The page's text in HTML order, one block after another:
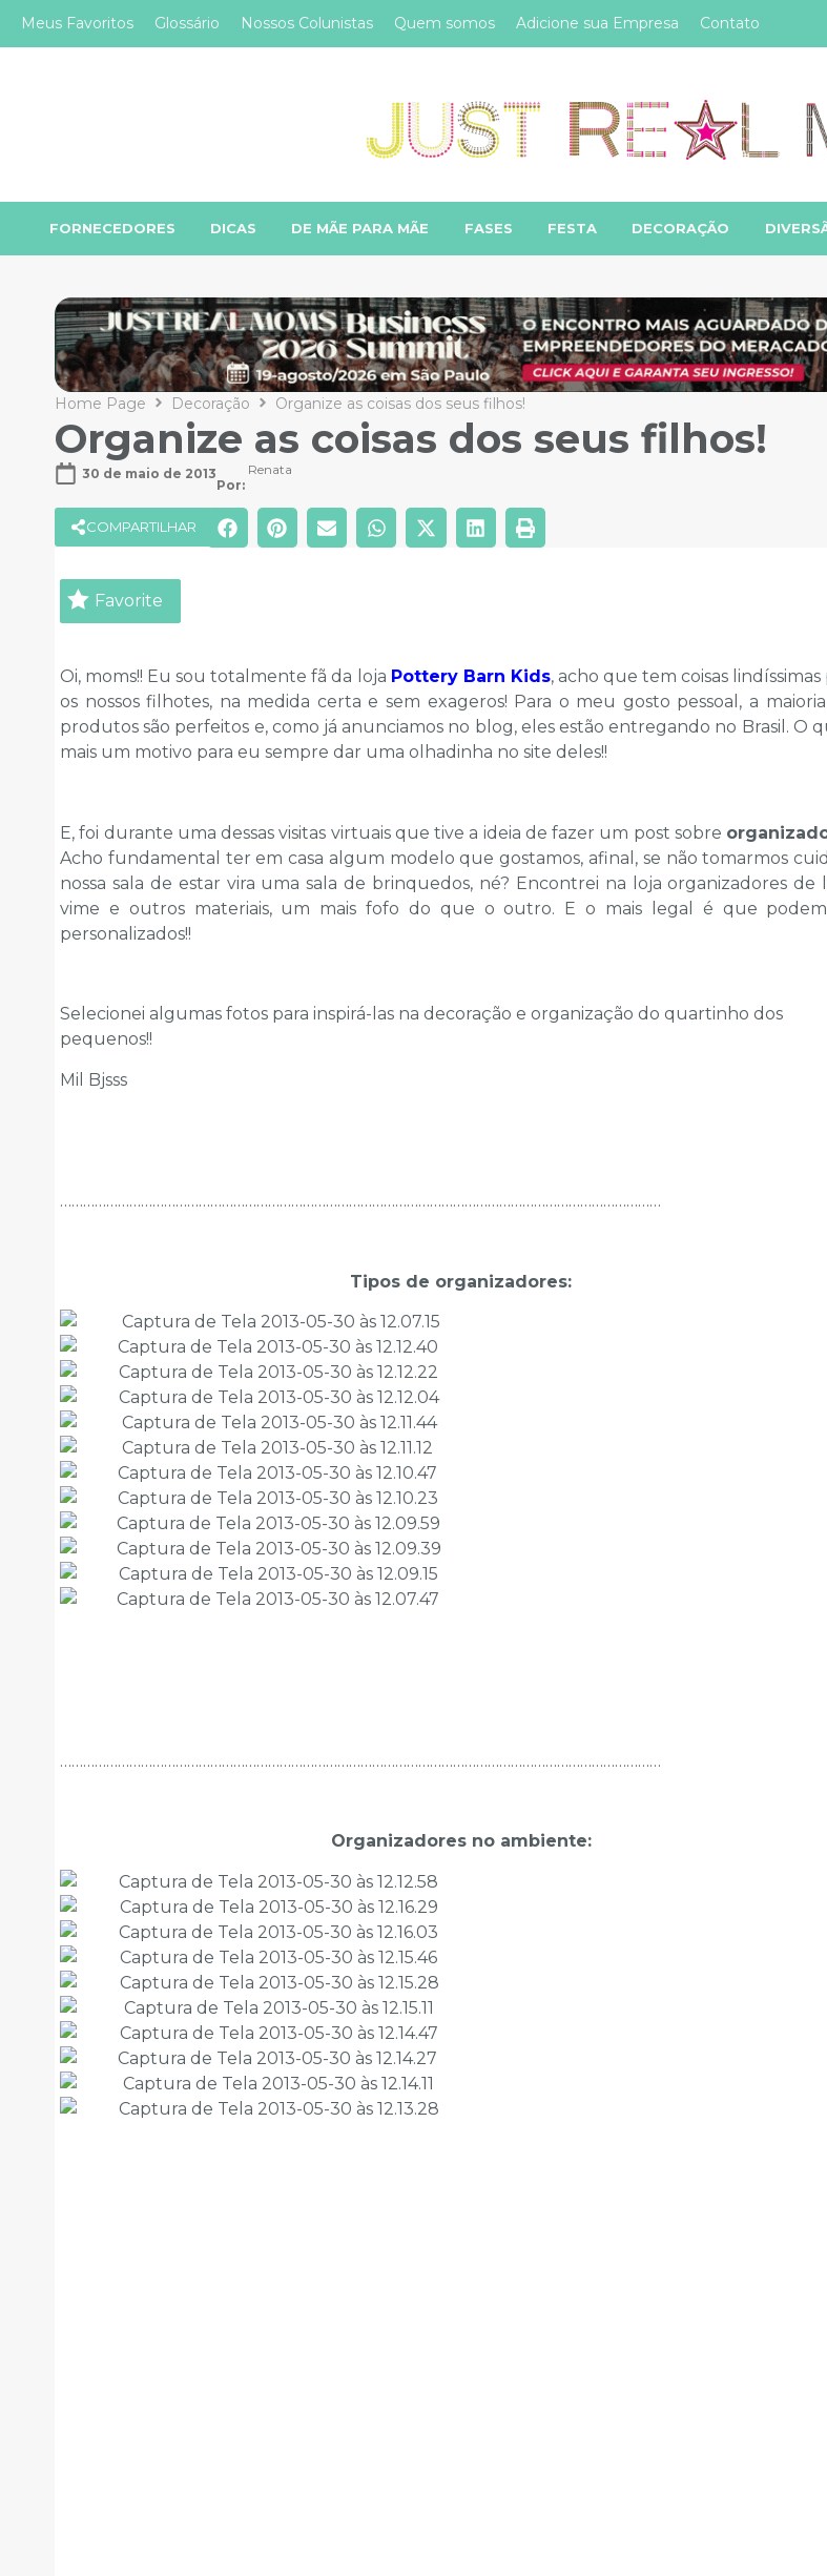
Meus Favoritos Glossário Nossos Colunistas Quem somos Adicione sua Empresa Contato
FORNECEDORES DICAS DE MÃE PARA MÃE FASES FESTA DECORAÇÃO
Home Page Decoração Organize as coisas dos seus filhos!
Organize as coisas dos seus filhos!
30 de maio de 2013
Por:
Renata
COMPARTILHAR
Favorite
Oi, moms!! Eu sou totalmente fã da loja Pottery Barn Kids, acho que tem coisas lindíssimas
os nossos filhotes, na medida certa e sem exageros! Para o meu gosto pessoal, a
produtos são perfeitos e, como já anunciamos no blog, eles estão entregando no Brasil. O
mais um motivo para eu sempre dar uma olhadinha no site deles!!
E, foi durante uma dessas visitas virtuais que tive a ideia de fazer um post sobre
Acho fundamental ter em casa algum modelo que gostamos, afinal, se não tomarmos
nossa sala de estar vira uma sala de brinquedos, né? Encontrei na loja organizadores de
vime e outros materiais, um mais fofo do que o outro. E o mais legal é que
personalizados!!
Selecionei algumas fotos para inspirá-las na decoração e organização do quartinho dos
pequenos!!
Mil Bjsss
…………………………………………………………………………………………………………………………………………
Tipos de organizadores:
…………………………………………………………………………………………………………………………………………
Organizadores no ambiente: